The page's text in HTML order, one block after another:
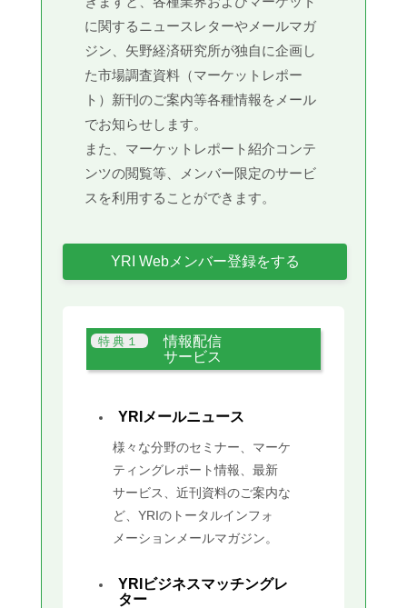
に関するニュースレターやメールマガ
ジン、矢野経済研究所が独自に企画し
た市場調査資料（マーケットレポー
ト）新刊のご案内等各種情報をメール
でお知らせします。
また、マーケットレポート紹介コンテ
ンツの閲覧等、メンバー限定のサービ
スを利用することができます。
YRI Webメンバー登録をする
情報配信
サービス
YRIメールニュース
様々な分野のセミナー、マーケ
ティングレポート情報、最新
サービス、近刊資料のご案内な
ど、YRIのトータルインフォ
メーションメールマガジン。
YRIビジネスマッチングレ
ター